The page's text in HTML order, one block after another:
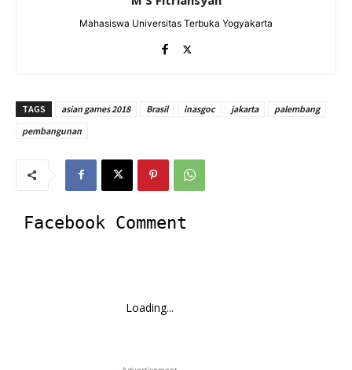
Mahasiswa Universitas Terbuka Yogyakarta
TAGS asian games 2018 Brasil inasgoc jakarta
palembang
pembangunan
Facebook Comment
Loading...